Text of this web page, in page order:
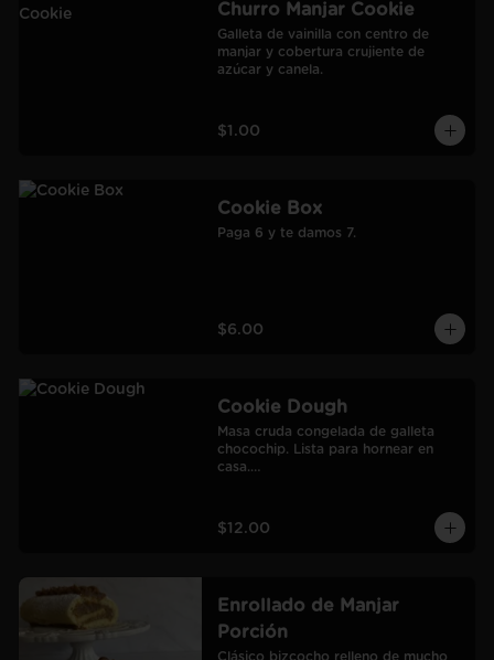
Churro Manjar Cookie
Galleta de vainilla con centro de
manjar y cobertura crujiente de
azúcar y canela.
$1.00
Cookie Box
Paga 6 y te damos 7.
$6.00
Cookie Dough
Masa cruda congelada de galleta
chocochip. Lista para hornear en
casa.
60 galletas pequeñas.
$12.00
Enrollado de Manjar
Porción
Clásico bizcocho relleno de mucho